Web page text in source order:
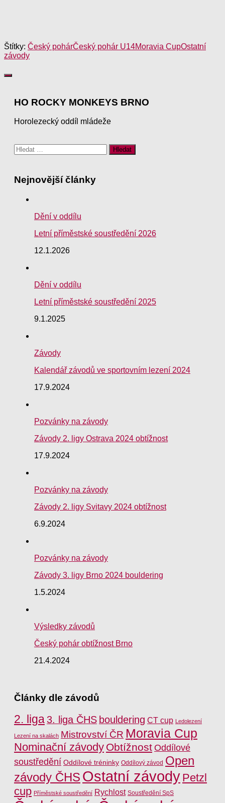
Štítky: Český pohárČeský pohár U14Moravia CupOstatní
závody
HO ROCKY MONKEYS BRNO
Horolezecký oddíl mládeže
Vyhledávání
Nejnovější články
Dění v oddílu
Letní příměstské soustředění 2026
12.1.2026
Dění v oddílu
Letní příměstské soustředění 2025
9.1.2025
Závody
Kalendář závodů ve sportovním lezení 2024
17.9.2024
Pozvánky na závody
Závody 2. ligy Ostrava 2024 obtížnost
17.9.2024
Pozvánky na závody
Závody 2. ligy Svitavy 2024 obtížnost
6.9.2024
Pozvánky na závody
Závody 3. ligy Brno 2024 bouldering
1.5.2024
Výsledky závodů
Český pohár obtížnost Brno
21.4.2024
Články dle závodů
2. liga 3. liga ČHS bouldering CT cup Ledolezení
Lezení na skalách Mistrovství ČR Moravia Cup
Nominační závody Obtížnost Oddílové
soustředění Oddílové tréninky Oddílový závod Open
závody ČHS Ostatní závody Petzl
cup Příměstské soustředění Rychlost Soustředění SpS